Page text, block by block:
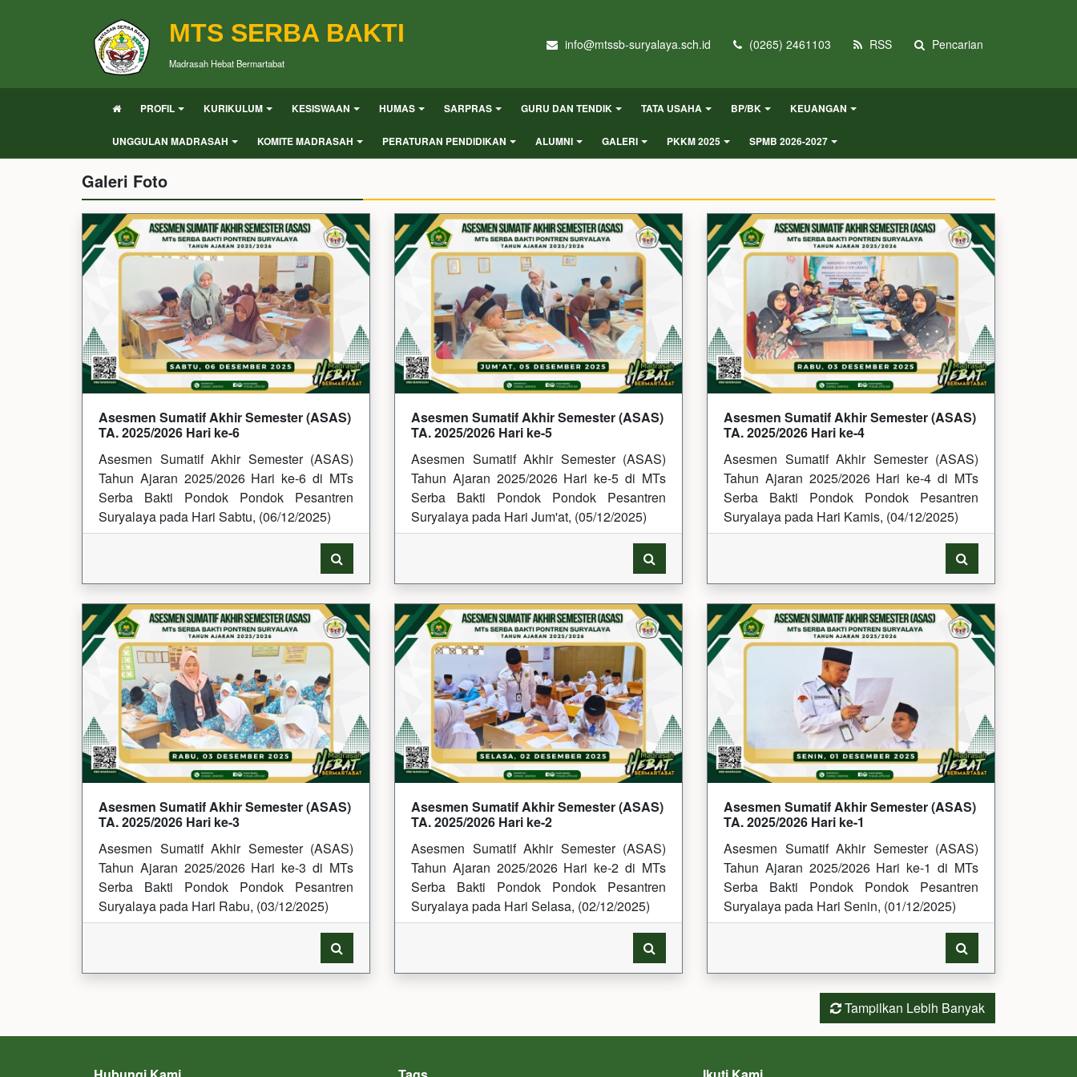
MTS SERBA BAKTI
Madrasah Hebat Bermartabat
info@mtssb-suryalaya.sch.id (0265) 2461103 RSS Pencarian
PROFIL KURIKULUM KESISWAAN HUMAS SARPRAS GURU DAN TENDIK TATA USAHA BP/BK KEUANGAN
UNGGULAN MADRASAH KOMITE MADRASAH PERATURAN PENDIDIKAN ALUMNI GALERI PKKM 2025 SPMB 2026-2027
Galeri Foto
Asesmen Sumatif Akhir Semester (ASAS)
TA. 2025/2026 Hari ke-6
Asesmen Sumatif Akhir Semester (ASAS)
Tahun Ajaran 2025/2026 Hari ke-6 di MTs
Serba Bakti Pondok Pondok Pesantren
Suryalaya pada Hari Sabtu, (06/12/2025)
Asesmen Sumatif Akhir Semester (ASAS)
TA. 2025/2026 Hari ke-5
Asesmen Sumatif Akhir Semester (ASAS)
Tahun Ajaran 2025/2026 Hari ke-5 di MTs
Serba Bakti Pondok Pondok Pesantren
Suryalaya pada Hari Jum'at, (05/12/2025)
Asesmen Sumatif Akhir Semester (ASAS)
TA. 2025/2026 Hari ke-4
Asesmen Sumatif Akhir Semester (ASAS)
Tahun Ajaran 2025/2026 Hari ke-4 di MTs
Serba Bakti Pondok Pondok Pesantren
Suryalaya pada Hari Kamis, (04/12/2025)
Asesmen Sumatif Akhir Semester (ASAS)
TA. 2025/2026 Hari ke-3
Asesmen Sumatif Akhir Semester (ASAS)
Tahun Ajaran 2025/2026 Hari ke-3 di MTs
Serba Bakti Pondok Pondok Pesantren
Suryalaya pada Hari Rabu, (03/12/2025)
Asesmen Sumatif Akhir Semester (ASAS)
TA. 2025/2026 Hari ke-2
Asesmen Sumatif Akhir Semester (ASAS)
Tahun Ajaran 2025/2026 Hari ke-2 di MTs
Serba Bakti Pondok Pondok Pesantren
Suryalaya pada Hari Selasa, (02/12/2025)
Asesmen Sumatif Akhir Semester (ASAS)
TA. 2025/2026 Hari ke-1
Asesmen Sumatif Akhir Semester (ASAS)
Tahun Ajaran 2025/2026 Hari ke-1 di MTs
Serba Bakti Pondok Pondok Pesantren
Suryalaya pada Hari Senin, (01/12/2025)
Tampilkan Lebih Banyak